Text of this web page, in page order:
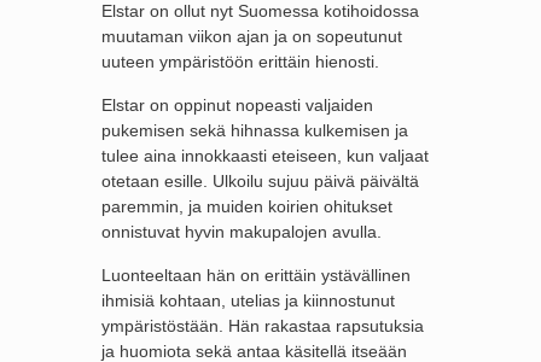
Elstar on ollut nyt Suomessa kotihoidossa
muutaman viikon ajan ja on sopeutunut
uuteen ympäristöön erittäin hienosti.
Elstar on oppinut nopeasti valjaiden
pukemisen sekä hihnassa kulkemisen ja
tulee aina innokkaasti eteiseen, kun valjaat
otetaan esille. Ulkoilu sujuu päivä päivältä
paremmin, ja muiden koirien ohitukset
onnistuvat hyvin makupalojen avulla.
Luonteeltaan hän on erittäin ystävällinen
ihmisiä kohtaan, utelias ja kiinnostunut
ympäristöstään. Hän rakastaa rapsutuksia
ja huomiota sekä antaa käsitellä itseään